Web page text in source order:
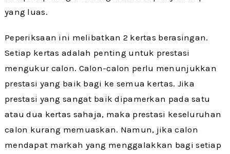
yang luas.
Peperiksaan ini melibatkan 2 kertas berasingan.
Setiap kertas adalah penting untuk prestasi
mengukur calon. Calon-calon perlu menunjukkan
prestasi yang baik bagi ke semua kertas. Jika
prestasi yang sangat baik dipamerkan pada satu
atau dua kertas sahaja, maka prestasi keseluruhan
calon kurang memuaskan. Namun, jika calon
mendapat markah yang menggalakkan bagi setiap